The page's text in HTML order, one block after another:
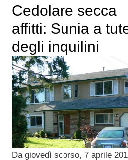
Cedolare secca
affitti: Sunia a
degli inquilini
Da giovedì scorso, 7 aprile